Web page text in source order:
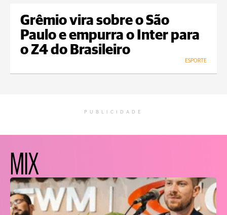
Grêmio vira sobre o São
Paulo e empurra o Inter para
o Z4 do Brasileiro
ESPORTE
PUBLICIDADE
MIX